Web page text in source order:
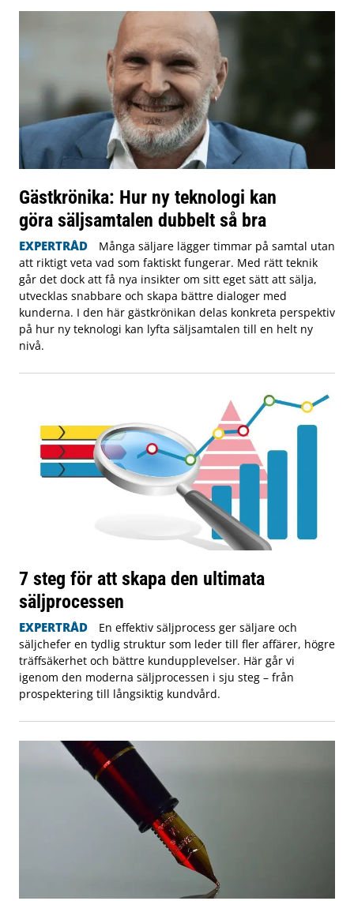
Gästkrönika: Hur ny teknologi kan
göra säljsamtalen dubbelt så bra
EXPERTRÅD
Många säljare lägger timmar på samtal utan
att riktigt veta vad som faktiskt fungerar. Med rätt teknik
går det dock att få nya insikter om sitt eget sätt att sälja,
utvecklas snabbare och skapa bättre dialoger med
kunderna. I den här gästkrönikan delas konkreta perspektiv
på hur ny teknologi kan lyfta säljsamtalen till en helt ny
nivå.
7 steg för att skapa den ultimata
säljprocessen
EXPERTRÅD
En effektiv säljprocess ger säljare och
säljchefer en tydlig struktur som leder till fler affärer, högre
träffsäkerhet och bättre kundupplevelser. Här går vi
igenom den moderna säljprocessen i sju steg – från
prospektering till långsiktig kundvård.